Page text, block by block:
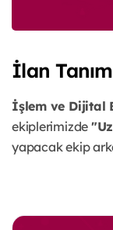
İlan
İşlem ve Dijital
ekiplerimizde
yapacak ekip